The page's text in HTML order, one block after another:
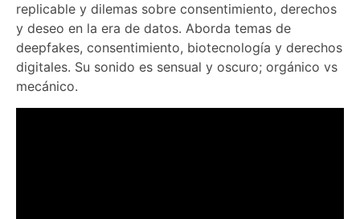
replicable y dilemas sobre consentimiento, derechos
y deseo en la era de datos. Aborda temas de
deepfakes, consentimiento, biotecnología y derechos
digitales. Su sonido es sensual y oscuro; orgánico vs
mecánico.